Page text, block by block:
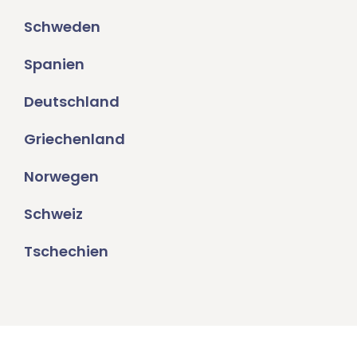
Schweden
Spanien
Deutschland
Griechenland
Norwegen
Schweiz
Tschechien